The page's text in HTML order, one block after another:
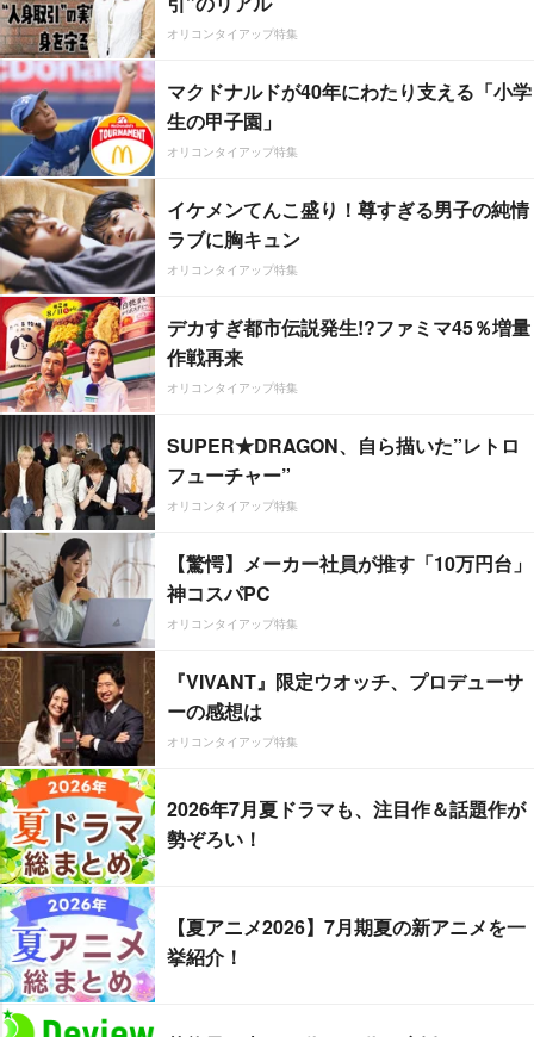
オリコンタイアップ特集
マクドナルドが40年にわたり支える「小学
生の甲子園」
オリコンタイアップ特集
イケメンてんこ盛り！尊すぎる男子の純情
ラブに胸キュン
オリコンタイアップ特集
デカすぎ都市伝説発生!?ファミマ45％増量
作戦再来
オリコンタイアップ特集
SUPER★DRAGON、自ら描いた”レトロ
フューチャー”
オリコンタイアップ特集
【驚愕】メーカー社員が推す「10万円台」
神コスパPC
オリコンタイアップ特集
『VIVANT』限定ウオッチ、プロデューサ
ーの感想は
オリコンタイアップ特集
2026年7月夏ドラマも、注目作＆話題作が
勢ぞろい！
【夏アニメ2026】7月期夏の新アニメを一
挙紹介！